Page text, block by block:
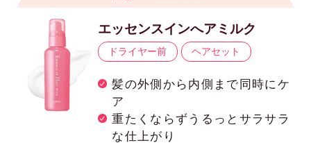
エッセンスインへアミルク
ドライヤー前 ヘアセット
髪の外側から内側まで同時にケ
ア
重たくならずうるっとサラサラ
な仕上がり